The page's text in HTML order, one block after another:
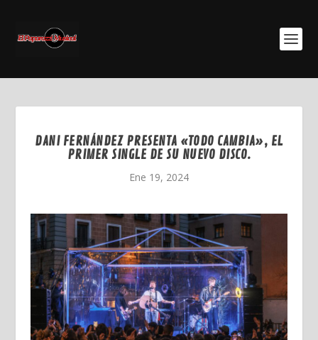
DANI FERNÁNDEZ PRESENTA «TODO CAMBIA», EL
PRIMER SINGLE DE SU NUEVO DISCO.
Ene 19, 2024